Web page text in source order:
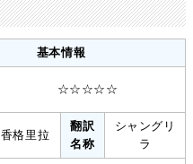
基本情報
☆☆☆☆☆
香格里拉
翻訳
名称
シャングリ
ラ